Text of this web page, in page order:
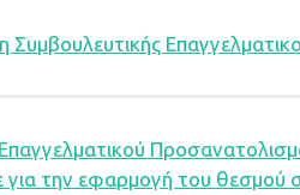
Συμβουλευτικής
Επαγγελματικού
για την εφαρμογή του θεσμού